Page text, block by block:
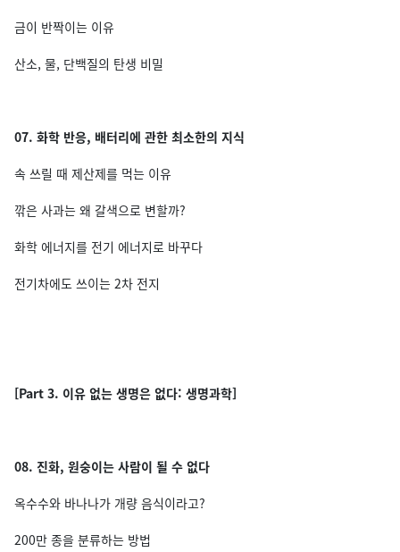
금이 반짝이는 이유
산소, 물, 단백질의 탄생 비밀
07. 화학 반응, 배터리에 관한 최소한의 지식
속 쓰릴 때 제산제를 먹는 이유
깎은 사과는 왜 갈색으로 변할까?
화학 에너지를 전기 에너지로 바꾸다
전기차에도 쓰이는 2차 전지
[Part 3. 이유 없는 생명은 없다: 생명과학]
08. 진화, 원숭이는 사람이 될 수 없다
옥수수와 바나나가 개량 음식이라고?
200만 종을 분류하는 방법